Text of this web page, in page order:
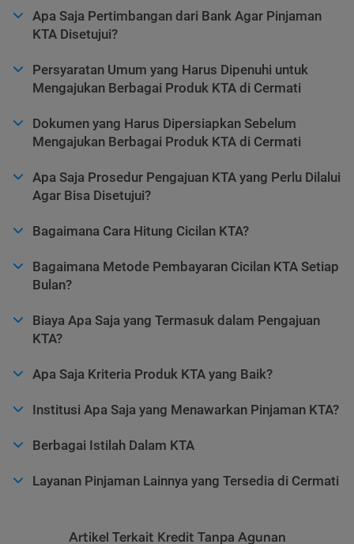
Apa Saja Pertimbangan dari Bank Agar Pinjaman
KTA Disetujui?
Persyaratan Umum yang Harus Dipenuhi untuk
Mengajukan Berbagai Produk KTA di Cermati
Dokumen yang Harus Dipersiapkan Sebelum
Mengajukan Berbagai Produk KTA di Cermati
Apa Saja Prosedur Pengajuan KTA yang Perlu Dilalui
Agar Bisa Disetujui?
Bagaimana Cara Hitung Cicilan KTA?
Bagaimana Metode Pembayaran Cicilan KTA Setiap
Bulan?
Biaya Apa Saja yang Termasuk dalam Pengajuan
KTA?
Apa Saja Kriteria Produk KTA yang Baik?
Institusi Apa Saja yang Menawarkan Pinjaman KTA?
Berbagai Istilah Dalam KTA
Layanan Pinjaman Lainnya yang Tersedia di Cermati
Artikel Terkait Kredit Tanpa Agunan